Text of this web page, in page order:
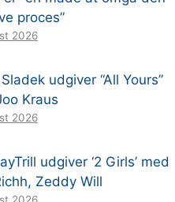
proces”
2026
udgiver “All Yours”
Kraus
2026
udgiver ‘2 Girls’ med
Zeddy Will
2026